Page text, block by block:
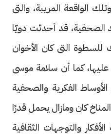
الواقعة المريبة، والتى
الصحفية، قد أحدثت دويّا
للسطوة التى كان الأخوان
كما أن سلامة موسى
الفكرية والصحفية
كان ومازال يحمل قدرًا
والتوجهات الثقافية